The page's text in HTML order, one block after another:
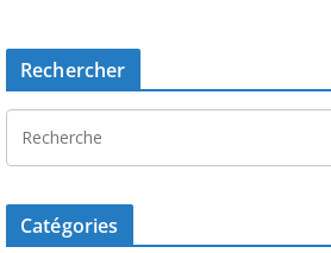
Rechercher
Catégories